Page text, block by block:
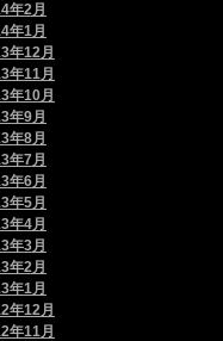
年2月
年1月
年12月
年11月
年10月
年9月
年8月
年7月
年6月
年5月
年4月
年3月
年2月
年1月
年12月
年11月